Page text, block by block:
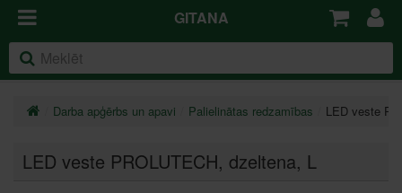
GITANA
Darba apģērbs un apavi Palielinātas redzamības LED veste
LED veste PROLUTECH, dzeltena, L